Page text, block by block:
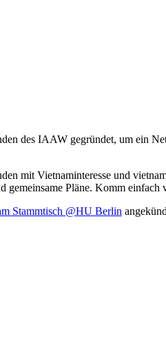
des IAAW gegründet, um ein
mit Vietnaminteresse und
Pläne. Komm
Stammtisch @HU Berlin